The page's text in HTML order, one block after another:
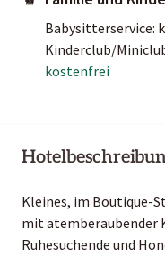
Babysitterservice:
Kinderclub/
kostenfrei
Kleines, im Boutique-
mit atemberaubender
Ruhesuchende und